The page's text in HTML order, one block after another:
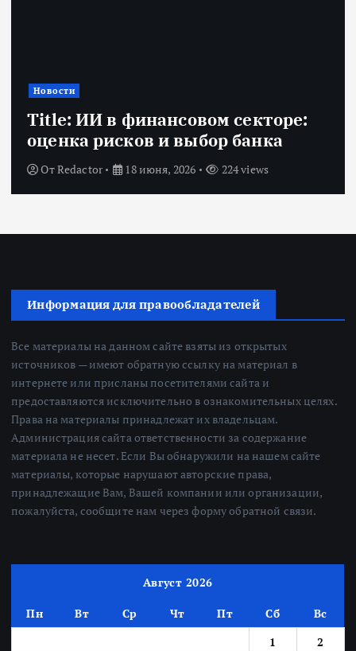
Новости
Title: ИИ в финансовом секторе:
оценка рисков и выбор банка
ОтRedactor 18 июня, 2026 224 views
Информация для правообладателей
Все материалы на данном сайте взяты из открытых
источников — имеют обратную ссылку на материал в
интернете или присланы посетителями сайта и
предоставляются исключительно в ознакомительных целях.
Права на материалы принадлежат их владельцам.
Администрация сайта ответственности за содержание
материала не несет. Если Вы обнаружили на нашем сайте
материалы, которые нарушают авторские права,
принадлежащие Вам, Вашей компании или организации,
пожалуйста, сообщите нам через форму обратной связи.
Август 2026
Пн Вт Ср Чт Пт Сб
Вс
1
2